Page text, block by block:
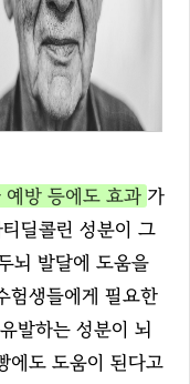
예방 등에도 효과 가
딜콜린 성분이 그
뇌 발달에 도움을
험생들에게 필요한
발하는 성분이 뇌
에도 도움이 된다고